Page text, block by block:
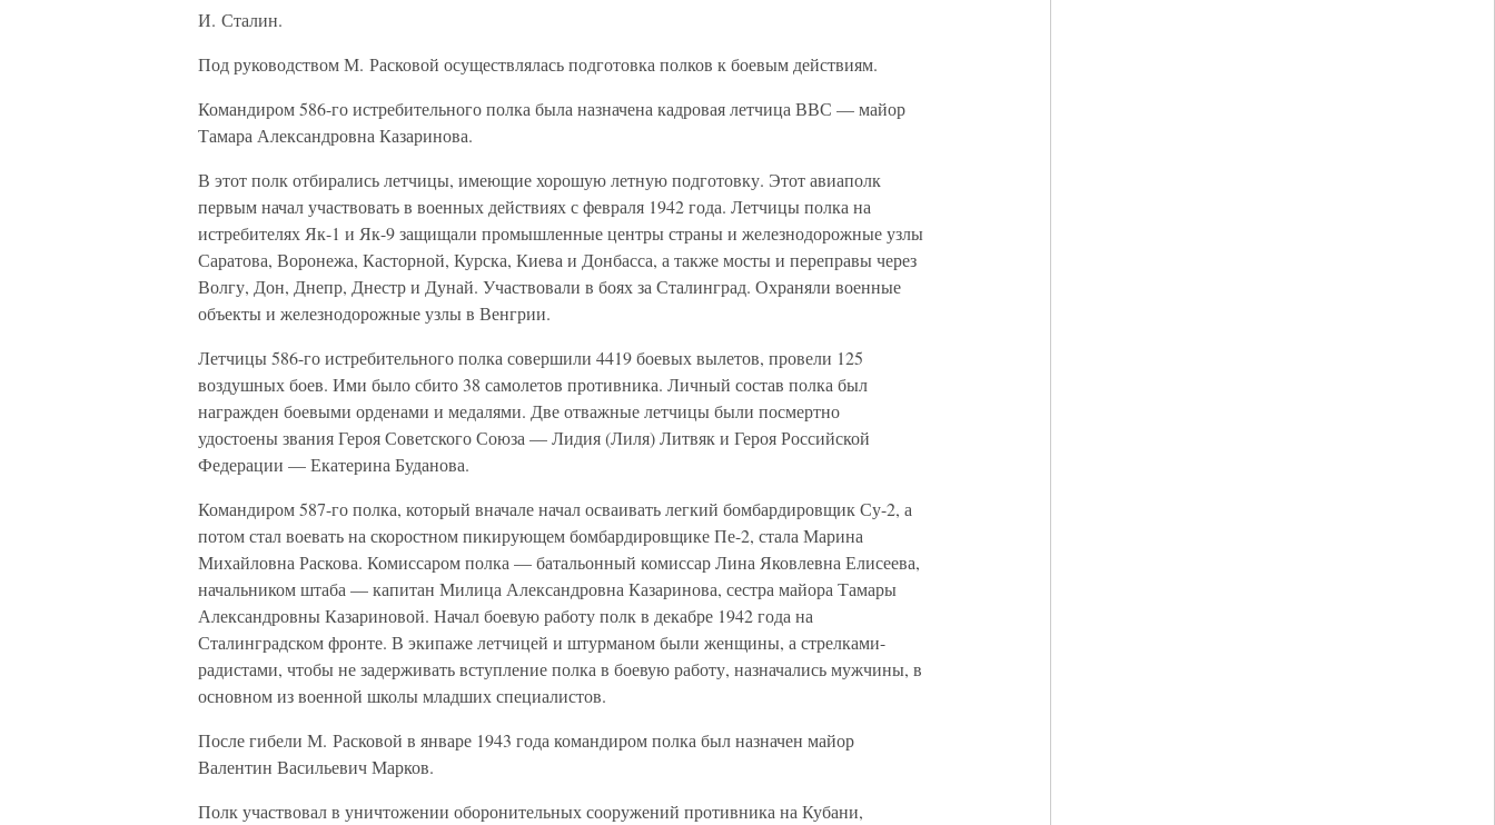
И. Сталин.
Под руководством М. Расковой осуществлялась подготовка полков к боевым действиям.
Командиром 586-го истребительного полка была назначена кадровая летчица ВВС — майор
Тамара Александровна Казаринова.
В этот полк отбирались летчицы, имеющие хорошую летную подготовку. Этот авиаполк
первым начал участвовать в военных действиях с февраля 1942 года. Летчицы полка на
истребителях Як-1 и Як-9 защищали промышленные центры страны и железнодорожные узлы
Саратова, Воронежа, Касторной, Курска, Киева и Донбасса, а также мосты и переправы через
Волгу, Дон, Днепр, Днестр и Дунай. Участвовали в боях за Сталинград. Охраняли военные
объекты и железнодорожные узлы в Венгрии.
Летчицы 586-го истребительного полка совершили 4419 боевых вылетов, провели 125
воздушных боев. Ими было сбито 38 самолетов противника. Личный состав полка был
награжден боевыми орденами и медалями. Две отважные летчицы были посмертно
удостоены звания Героя Советского Союза — Лидия (Лиля) Литвяк и Героя Российской
Федерации — Екатерина Буданова.
Командиром 587-го полка, который вначале начал осваивать легкий бомбардировщик Су-2, а
потом стал воевать на скоростном пикирующем бомбардировщике Пе-2, стала Марина
Михайловна Раскова. Комиссаром полка — батальонный комиссар Лина Яковлевна Елисеева,
начальником штаба — капитан Милица Александровна Казаринова, сестра майора Тамары
Александровны Казариновой. Начал боевую работу полк в декабре 1942 года на
Сталинградском фронте. В экипаже летчицей и штурманом были женщины, а стрелками-
радистами, чтобы не задерживать вступление полка в боевую работу, назначались мужчины, в
основном из военной школы младших специалистов.
После гибели М. Расковой в январе 1943 года командиром полка был назначен майор
Валентин Васильевич Марков.
Полк участвовал в уничтожении оборонительных сооружений противника на Кубани,